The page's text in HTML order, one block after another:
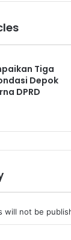
Tiga
Depok
DPRD
will not be